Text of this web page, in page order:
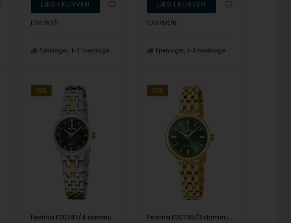
F20752/1
Fjernlager 1-3 hverdage
F20750/6
Fjernlager 1-3 hverdage
19%
Festina F20747/4 dameur Mademoiselle 23mm 5ATM
19%
Festina F20745/3 dameur Mademoiselle 26mm 5ATM